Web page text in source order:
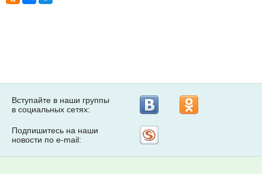
Вступайте в наши группы
в социальных сетях:
Подпишитесь на наши
новости по e-mail: